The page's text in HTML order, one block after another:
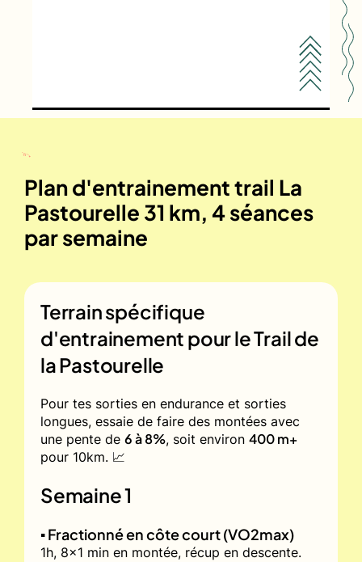
Plan d'entrainement trail La
Pastourelle 31 km, 4 séances
par semaine
Terrain spécifique
d'entrainement pour leTrail de
la Pastourelle
Pour tes sorties en endurance et sorties
longues, essaie de faire des montées avec
une pente de 6 à 8%, soit environ 400 m+
pour 10km. 📈
Semaine 1
▪️ Fractionné en côte court (VO2max)
1h, 8x1 min en montée, récup en descente.